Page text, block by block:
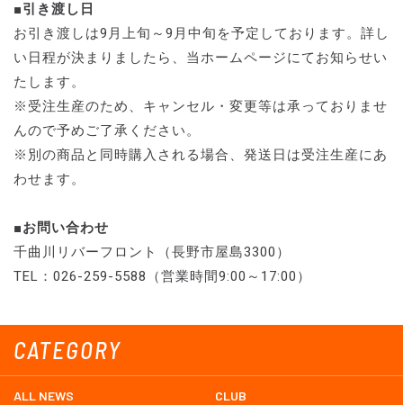
CATEGORY
ALL NEWS CLUB
■引き渡し日
お引き渡しは9月上旬～9月中旬を予定しております。詳し
い日程が決まりましたら、当ホームページにてお知らせい
たします。
※受注生産のため、キャンセル・変更等は承っておりませ
んので予めご了承ください。
※別の商品と同時購入される場合、発送日は受注生産にあ
わせます。
■お問い合わせ
千曲川リバーフロント（長野市屋島3300）
TEL：026-259-5588（営業時間9:00～17:00）